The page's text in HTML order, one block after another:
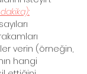
verin (örneğin,
hangi